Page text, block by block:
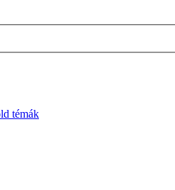
témák